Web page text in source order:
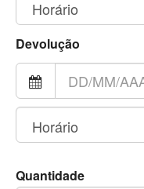
Devolução
Quantidade